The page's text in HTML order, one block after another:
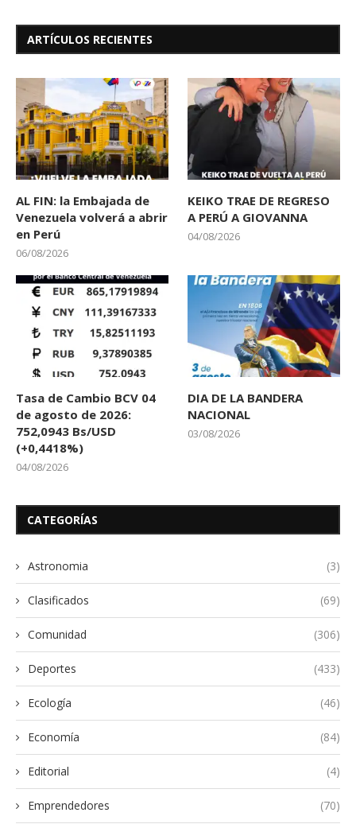
ARTÍCULOS RECIENTES
AL FIN: la Embajada de
Venezuela volverá a abrir
en Perú
06/08/2026
KEIKO TRAE DE REGRESO
A PERÚ A GIOVANNA
04/08/2026
Tasa de Cambio BCV 04
de agosto de 2026:
752,0943 Bs/USD
(+0,4418%)
04/08/2026
DIA DE LA BANDERA
NACIONAL
03/08/2026
CATEGORÍAS
Astronomia (3)
Clasificados (69)
Comunidad (306)
Deportes (433)
Ecología (46)
Economía (84)
Editorial (4)
Emprendedores (70)